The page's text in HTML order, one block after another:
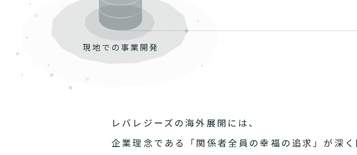
現地での 事業開発
レバレジーズの海外展開には、
企業理念である「関係者全員の幸福の追求」が深く